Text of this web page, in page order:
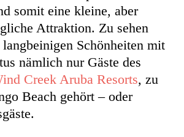
somit eine kleine, aber
Attraktion. Zu sehen
Schönheiten mit
nämlich nur Gäste des
Creek Aruba Resorts, zu
Beach gehört – oder